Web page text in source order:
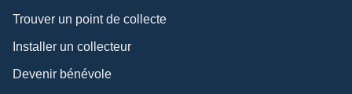
Trouver un point de collecte
Installer un collecteur
Devenir bénévole